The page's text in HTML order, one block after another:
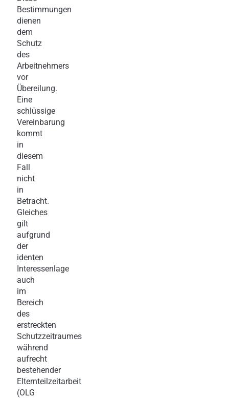
Bestimmungen
dienen
dem
Schutz
des
Arbeitnehmers
vor
Übereilung.
Eine
schlüssige
Vereinbarung
kommt
in
diesem
Fall
nicht
in
Betracht.
Gleiches
gilt
aufgrund
der
identen
Interessenlage
auch
im
Bereich
des
erstreckten
Schutzzeitraumes
während
aufrecht
bestehender
Elternteilzeitarbeit
(OLG